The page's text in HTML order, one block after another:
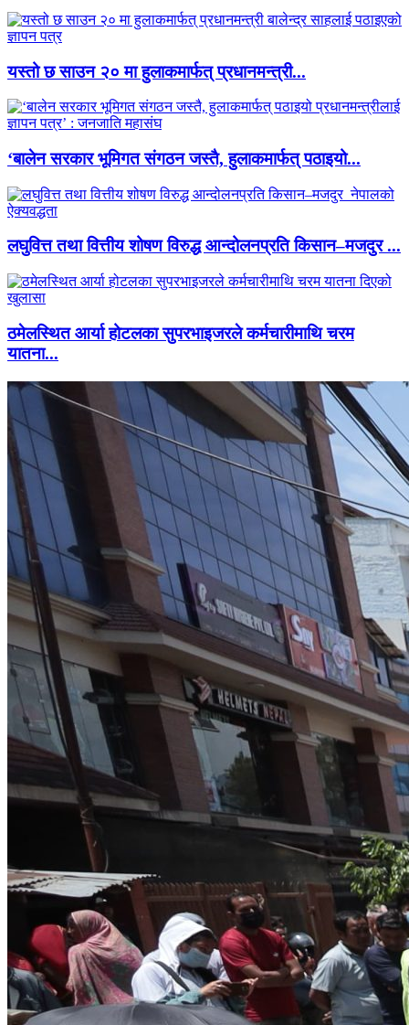
यस्तो छ साउन २० मा हुलाकमार्फत् प्रधानमन्त्री...
‘बालेन सरकार भूमिगत संगठन जस्तै, हुलाकमार्फत् पठाइयो...
लघुवित्त तथा वित्तीय शोषण विरुद्ध आन्दोलनप्रति किसान–मजदुर ...
ठमेलस्थित आर्या होटलका सुपरभाइजरले कर्मचारीमाथि चरम
यातना...